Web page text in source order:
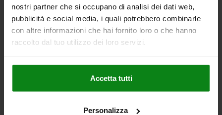
nostri partner che si occupano di analisi dei dati web,
pubblicità e social media, i quali potrebbero combinarle
con altre informazioni che hai fornito loro o che hanno
raccolto dal tuo utilizzo dei loro servizi.
Accetta tutti
Personalizza